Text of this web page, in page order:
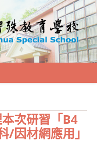
次研習「B4
/因材網應用」